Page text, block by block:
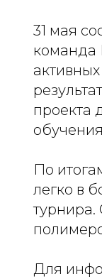
31 мая
команда
проекта
По
легко в
Для